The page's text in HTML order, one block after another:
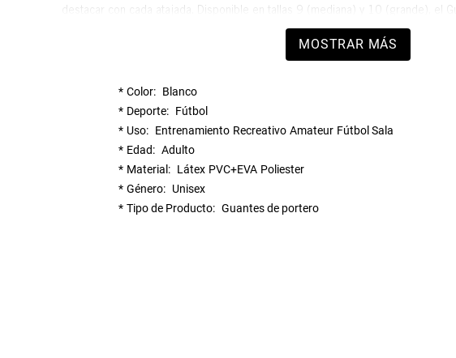
solo ofrece un ajuste personalizado, sino también comodidad y durabilidad. Su
garantiza una transpirabilidad óptima, manteniendo tus manos frescas incluso
MOSTRAR MÁS
Color
Blanco
Deporte
Fútbol
Uso
Entrenamiento Recreativo Amateur Fútbol Sala
Edad
Adulto
Material
Látex PVC+EVA Poliester
Género
Unisex
Tipo de Producto
Guantes de portero